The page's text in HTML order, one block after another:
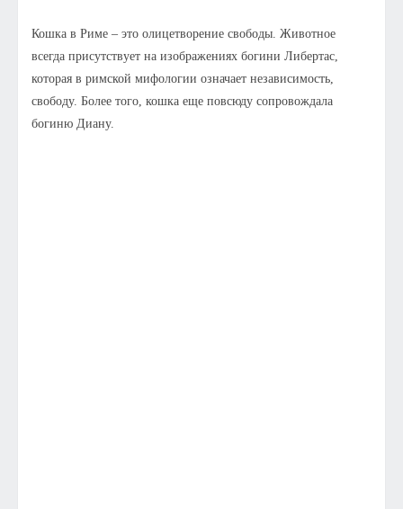
Кошка в Риме – это олицетворение свободы. Животное
всегда присутствует на изображениях богини Либертас,
которая в римской мифологии означает независимость,
свободу. Более того, кошка еще повсюду сопровождала
богиню Диану.